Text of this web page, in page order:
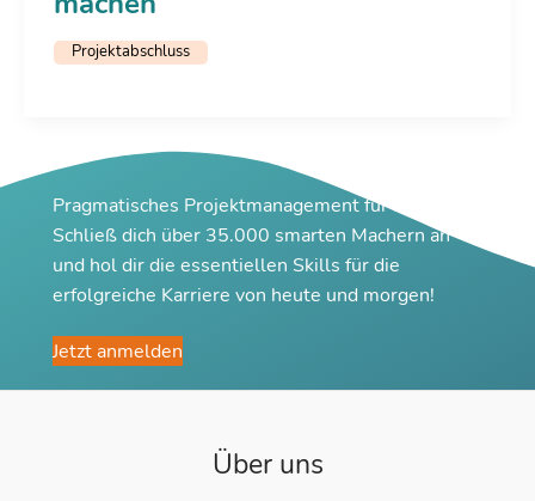
Projektabschluss
Pragmatisches Projektmanagement für Macher
Schließ dich über 35.000 smarten Machern an
und hol dir die essentiellen Skills für die
erfolgreiche Karriere von heute und morgen!
Jetzt anmelden
Über uns